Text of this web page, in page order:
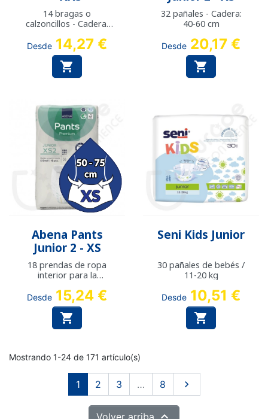
14 bragas o
calzoncillos - Cadera:
Desde 14,27 €

32 pañales - Cadera:
40-60 cm
Desde 20,17 €

Abena Pants
Junior 2 - XS
18 prendas de ropa
interior para la
50-75 cm
Desde 15,24 €

Seni Kids Junior
30 pañales de bebés /
11-20 kg
Desde 10,51 €

Mostrando 1-24 de 171 artículo(s)
1 2 3 … 8 Siguiente

Volver arriba